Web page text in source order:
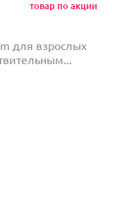
товар по акции
для взрослых